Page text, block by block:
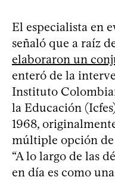
El especialista en
señaló que a raíz
elaboraron un
enteró de la
Instituto
la Educación
1968,
múltiple opción
“A lo largo de las
en día es como